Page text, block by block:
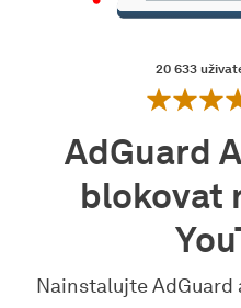
20 633
AdGuard
blokovat
Nainstalujte AdGuard